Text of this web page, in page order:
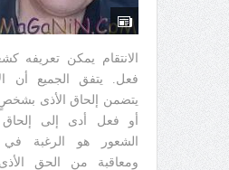
الانتقام يمكن تعريفه
فعل. يتفق الجميع أن
يتضمن إلحاق الأذى
أو فعل أدى إلى إلحاق
الشعور هو الرغبة
ومعاقبة من الحق الأذى